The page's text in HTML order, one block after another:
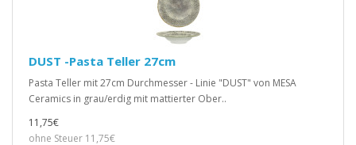
DUST -Pasta Teller 27cm
Pasta Teller mit 27cm Durchmesser - Linie "DUST" von MESA
Ceramics in grau/erdig mit mattierter Ober..
11,75€
ohne Steuer 11,75€